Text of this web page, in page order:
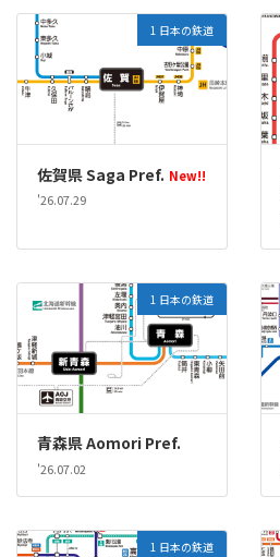
1 日本の鉄道
佐賀県 Saga Pref. New!!
'26.07.29
1 日本の鉄道
青森県 Aomori Pref.
'26.07.02
1 日本の鉄道